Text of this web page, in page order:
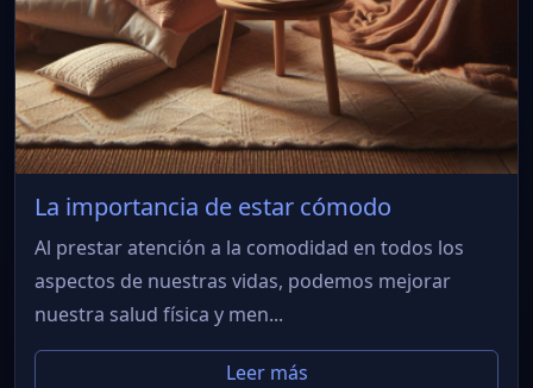
La importancia de estar cómodo
Al prestar atención a la comodidad en todos los
aspectos de nuestras vidas, podemos mejorar
nuestra salud física y men...
Leer más